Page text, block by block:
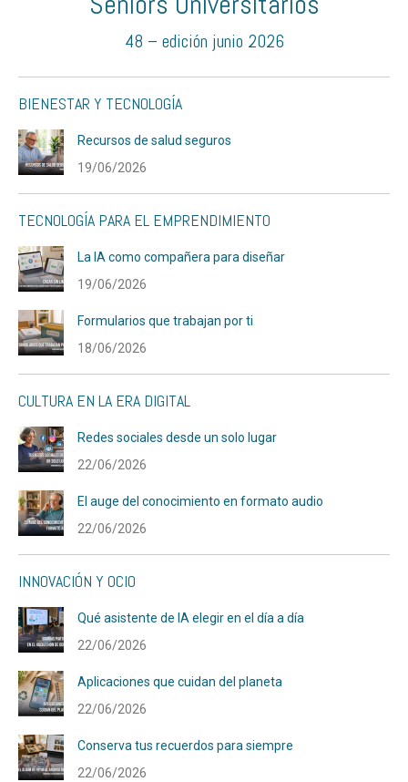
48 – edición junio 2026
BIENESTAR Y TECNOLOGÍA
Recursos de salud seguros
19/06/2026
TECNOLOGÍA PARA EL EMPRENDIMIENTO
La IA como compañera para diseñar
19/06/2026
Formularios que trabajan por ti
18/06/2026
CULTURA EN LA ERA DIGITAL
Redes sociales desde un solo lugar
22/06/2026
El auge del conocimiento en formato audio
22/06/2026
INNOVACIÓN Y OCIO
Qué asistente de IA elegir en el día a día
22/06/2026
Aplicaciones que cuidan del planeta
22/06/2026
Conserva tus recuerdos para siempre
22/06/2026